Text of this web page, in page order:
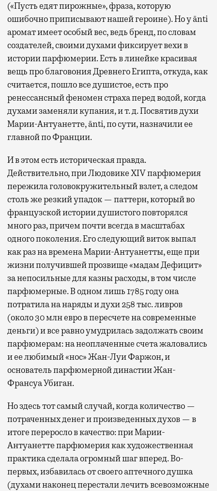
(«Пусть едят пирожные», фраза, которую
ошибочно приписывают нашей героине). Но у ānti
аромат имеет особый вес, ведь бренд, по словам
создателей, своими духами фиксирует вехи в
истории парфюмерии. Есть в линейке красивая
вещь про благовония Древнего Египта, откуда, как
считается, пошло все душистое, есть про
ренессансный феномен страха перед водой, когда
духами заменяли купания, и т. д. Посвятив духи
Марии-Антуанетте, ānti, по сути, назначили ее
главной по Франции.
И в этом есть историческая правда.
Действительно, при Людовике XIV парфюмерия
пережила головокружительный взлет, а следом
столь же резкий упадок — паттерн, который во
французской истории душистого повторялся
много раз, причем почти всегда в масштабах
одного поколения. Его следующий виток выпал
как раз на времена Марии-Антуанетты, еще при
жизни получившей прозвище «мадам Дефицит»
за непосильные для казны расходы, в том числе
парфюмерные. В одном лишь 1785 году она
потратила на наряды и духи 258 тыс. ливров
(около 30 млн евро в пересчете на современные
деньги) и все равно умудрилась задолжать своим
парфюмерам: на неоплаченные счета жаловались
и ее любимый «нос» Жан-Луи Фаржон, и
основатель парфюмерной династии Жан-
Франсуа Убиган.
Но здесь тот самый случай, когда количество —
потраченных денег и произведенных духов — в
итоге переросло в качество: при Марии-
Антуанетте парфюмерия как художественная
практика сделала огромный шаг вперед. Во-
первых, избавилась от своего аптечного душка
(духами наконец перестали лечить всевозможные